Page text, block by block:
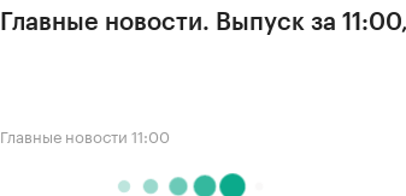
Главные новости. Выпуск за
Главные новости 11:00